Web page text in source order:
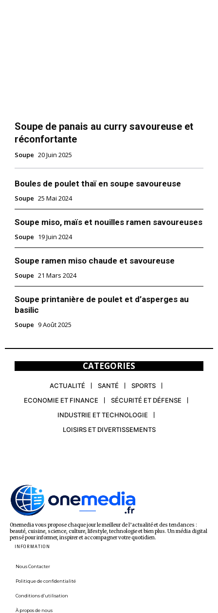
Soupe de panais au curry savoureuse et
réconfortante
Soupe 20 Juin 2025
Boules de poulet thaï en soupe savoureuse
Soupe 25 Mai 2024
Soupe miso, maïs et nouilles ramen savoureuses
Soupe 19 Juin 2024
Soupe ramen miso chaude et savoureuse
Soupe 21 Mars 2024
Soupe printanière de poulet et d’asperges au
basilic
Soupe 9 Août 2025
CATEGORIES
ACTUALITÉ SANTÉ
SPORTS
ECONOMIE ET FINANCE
SÉCURITÉ ET DÉFENSE
INDUSTRIE ET TECHNOLOGIE
LOISIRS ET DIVERTISSEMENTS
Onemedia vous propose chaque jour le meilleur de l’actualité et des tendances :
beauté, cuisine, science, culture, lifestyle, technologie et bien plus. Un média digital
pensé pour informer, inspirer et accompagner votre quotidien.
INFORMATION
Nous Contacter
Politique de confidentialité
Conditions d’utilisation
À propos de nous